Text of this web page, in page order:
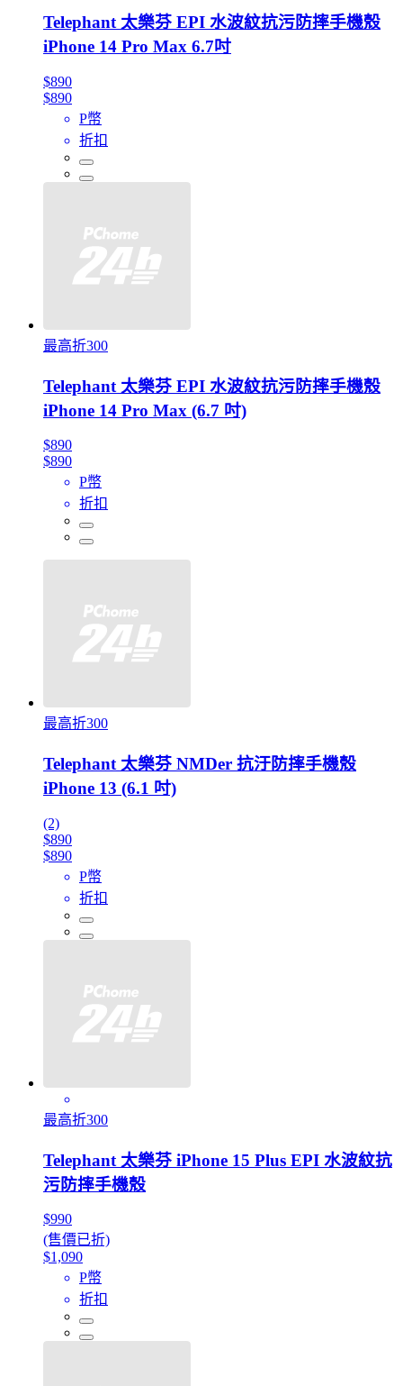
Telephant 太樂芬 EPI 水波紋抗污防摔手機殼
iPhone 14 Pro Max 6.7吋
$890
$890
P幣
折扣
最高折300
Telephant 太樂芬 EPI 水波紋抗污防摔手機殼
iPhone 14 Pro Max (6.7 吋)
$890
$890
P幣
折扣
最高折300
Telephant 太樂芬 NMDer 抗汙防摔手機殼
iPhone 13 (6.1 吋)
(2)
$890
$890
P幣
折扣
最高折300
Telephant 太樂芬 iPhone 15 Plus EPI 水波紋抗
污防摔手機殼
$990
(售價已折)
$1,090
P幣
折扣